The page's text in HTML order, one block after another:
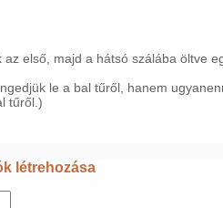
az első, majd a hátsó szálába öltve
le a bal tűről, hanem
tűről.)
létrehozása